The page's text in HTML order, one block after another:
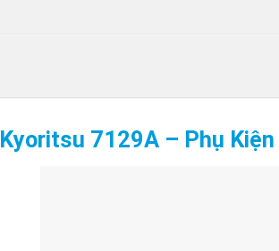
Kyoritsu 7129A – Phụ